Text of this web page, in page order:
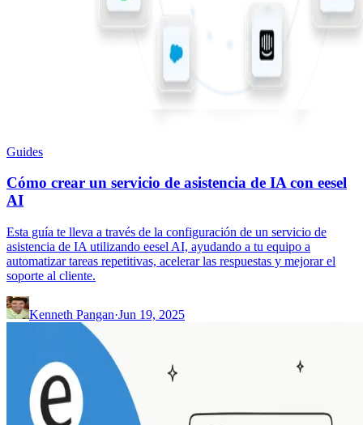
Guides
Cómo crear un servicio de asistencia de IA con eesel
AI
Esta guía te lleva a través de la configuración de un servicio de
asistencia de IA utilizando eesel AI, ayudando a tu equipo a
automatizar tareas repetitivas, acelerar las respuestas y mejorar el
soporte al cliente.
Kenneth Pangan·Jun 19, 2025